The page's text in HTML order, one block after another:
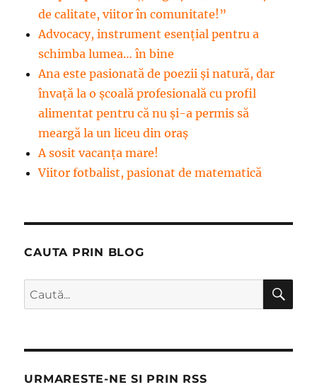
de calitate, viitor în comunitate!”
Advocacy, instrument esenţial pentru a
schimba lumea… în bine
Ana este pasionată de poezii și natură, dar
învață la o școală profesională cu profil
alimentat pentru că nu și-a permis să
meargă la un liceu din oraș
A sosit vacanța mare!
Viitor fotbalist, pasionat de matematică
CAUTA PRIN BLOG
Caută
după:
URMARESTE-NE SI PRIN RSS